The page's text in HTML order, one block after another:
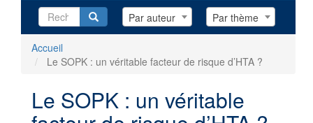
RecherchePar auteur Par thème
Accueil
Le SOPK : un véritable facteur de risque d’HTA ?
Le SOPK : un véritable